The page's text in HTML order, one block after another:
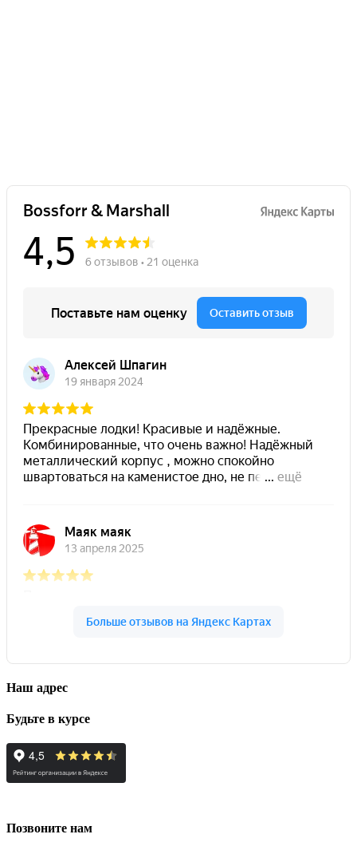
Наш адрес
Будьте в курсе
Позвоните нам